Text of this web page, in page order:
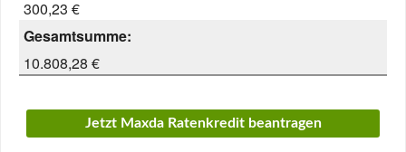
300,23 €
Gesamtsumme:
10.808,28 €
Jetzt Maxda Ratenkredit beantragen